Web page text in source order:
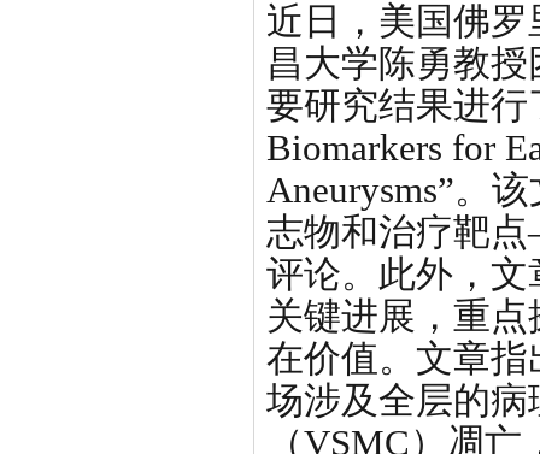
近日，美国佛罗
昌大学陈勇教
要研究结果进行
Biomarkers for
Aneurysms”。
志物和治疗靶
评论。此外，
关键进展，重
在价值。文章
场涉及全层的
（VSMC）凋